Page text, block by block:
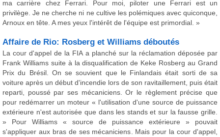
ma carrière chez Ferrari. Pour moi, piloter une Ferrari est un
privilège. Je ne cherche ni ne cultive les polémiques avec quiconque,
Arnoux en tête. A mes yeux l'intérêt de l'équipe est primordial. »
Affaire de Rio: Rosberg et Williams déboutés
La cour d'appel de la FIA a planché sur la réclamation déposée par
Frank Williams suite à la disqualification de Keke Rosberg au Grand
Prix du Brésil. On se souvient que le Finlandais était sorti de sa
voiture après un début d'incendie lors de son ravitaillement, puis était
reparti, poussé par ses mécaniciens. Or le règlement précise que
pour redémarrer un moteur « l'utilisation d'une source de puissance
extérieure n'est autorisée que dans les stands et sur la fausse grille.
» Pour Williams « source de puissance extérieure » pouvait
s'appliquer aux bras de ses mécaniciens. Mais pour la cour d'appel,